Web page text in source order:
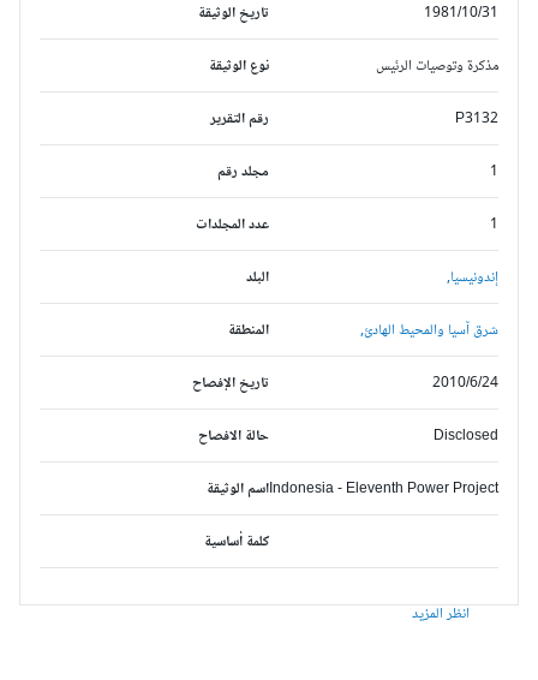
تاريخ الوثيقة 1981/10/31
نوع الوثيقة مذكرة وتوصيات الرئيس
رقم التقرير P3132
مجلد رقم
عدد المجلدات
البلد إندونيسيا,
المنطقة شرق آسيا والمحيط الهادئ,
تاريخ الإفصاح 2010/6/24
حالة الافصاح Disclosed
اسم الوثيقةIndonesia - Eleventh Power Project
كلمة أساسية
انظر المزيد